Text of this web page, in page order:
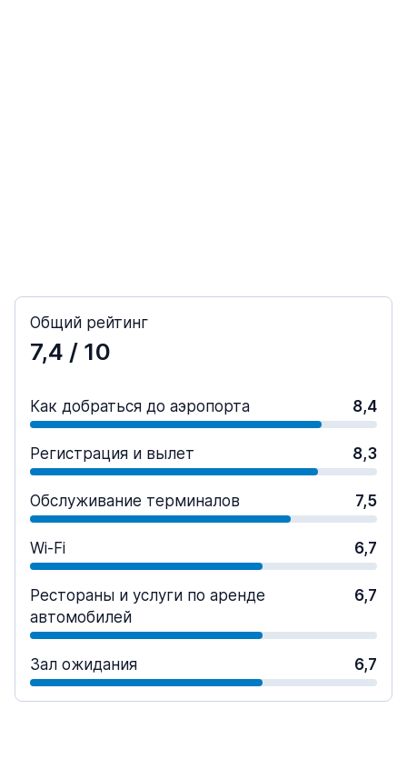
Общий рейтинг
7,4 / 10
Как добраться до аэропорта 8,4
Регистрация и вылет 8,3
Обслуживание терминалов 7,5
Wi-Fi 6,7
Рестораны и услуги по аренде
автомобилей
6,7
Зал ожидания 6,7